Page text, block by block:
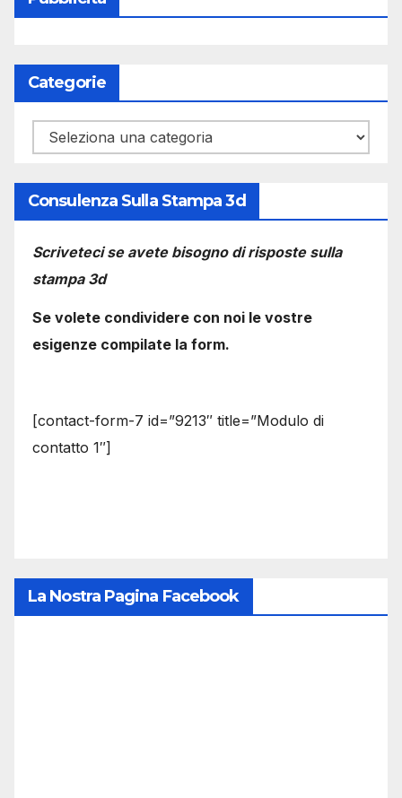
Categorie
Categorie
Consulenza Sulla Stampa 3d
Scriveteci se avete bisogno di risposte sulla
stampa 3d
Se volete condividere con noi le vostre
esigenze compilate la form.
[contact-form-7 id=”9213″ title=”Modulo di
contatto 1″]
La Nostra Pagina Facebook